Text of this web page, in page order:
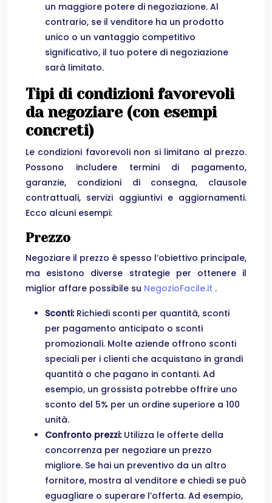
un maggiore potere di negoziazione. Al
contrario, se il venditore ha un prodotto
unico o un vantaggio competitivo
significativo, il tuo potere di negoziazione
sarà limitato.
Tipi di condizioni favorevoli
da negoziare (con esempi
concreti)
Le condizioni favorevoli non si limitano al prezzo.
Possono includere termini di pagamento,
garanzie, condizioni di consegna, clausole
contrattuali, servizi aggiuntivi e aggiornamenti.
Ecco alcuni esempi:
Prezzo
Negoziare il prezzo è spesso l’obiettivo principale,
ma esistono diverse strategie per ottenere il
miglior affare possibile su NegozioFacile.it .
Sconti: Richiedi sconti per quantità, sconti
per pagamento anticipato o sconti
promozionali. Molte aziende offrono sconti
speciali per i clienti che acquistano in grandi
quantità o che pagano in contanti. Ad
esempio, un grossista potrebbe offrire uno
sconto del 5% per un ordine superiore a 100
unità.
Confronto prezzi: Utilizza le offerte della
concorrenza per negoziare un prezzo
migliore. Se hai un preventivo da un altro
fornitore, mostra al venditore e chiedi se può
eguagliare o superare l’offerta. Ad esempio,